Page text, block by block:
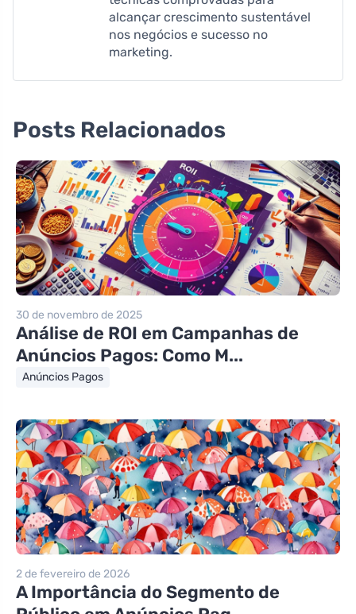
alcançar crescimento sustentável
nos negócios e sucesso no
marketing.
Posts Relacionados
30 de novembro de 2025
Análise de ROI em Campanhas de
Anúncios Pagos: Como M...
Anúncios Pagos
2 de fevereiro de 2026
A Importância do Segmento de